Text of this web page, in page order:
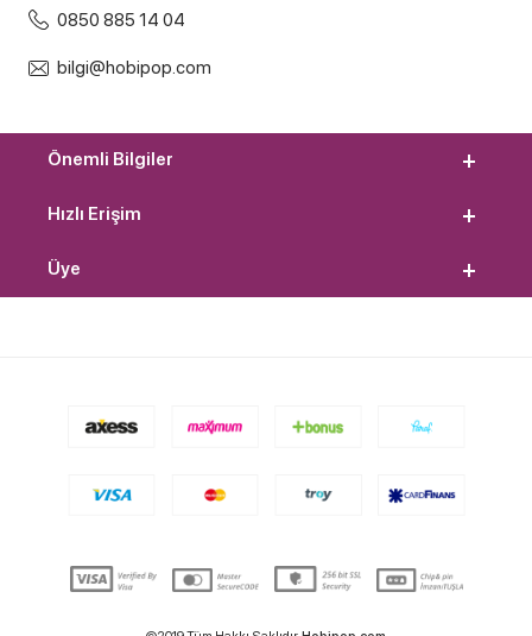
0850 885 14 04
bilgi@hobipop.com
Önemli Bilgiler
Hızlı Erişim
Üye